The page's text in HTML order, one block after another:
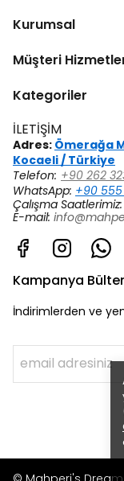
Kurumsal
Müşteri
Kategoriler
İLETİŞİM
Adres: Ömerağa
Kocaeli / Türkiye
Telefon: +90 262
WhatsApp: +90 555
Çalışma Saatlerimiz:
E-mail:
Kampanya
İndirimlerden ve